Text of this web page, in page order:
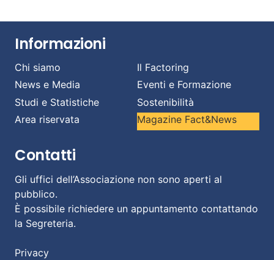
Informazioni
Chi siamo
Il Factoring
News e Media
Eventi e Formazione
Studi e Statistiche
Sostenibilità
Area riservata
Magazine Fact&News
Contatti
Gli uffici dell’Associazione non sono aperti al
pubblico.
È possibile richiedere un appuntamento contattando
la Segreteria.
Privacy